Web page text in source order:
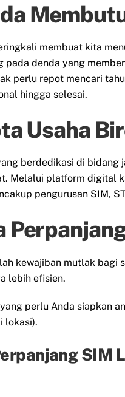
membuat kita
pada denda yang
perlu repot mencari
hingga selesai.
Usaha
berdedikasi di bidang
Melalui platform digital
pengurusan SIM,
kewajiban mutlak bagi
lebih efisien.
perlu Anda siapkan
lokasi).
SIM